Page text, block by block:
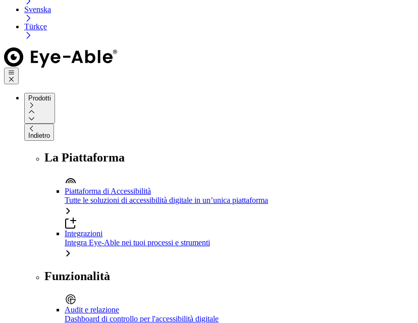
Svenska
Türkçe
Prodotti
Indietro
La Piattaforma
Piattaforma di Accessibilità
Tutte le soluzioni di accessibilità digitale in un’unica piattaforma
Integrazioni
Integra Eye-Able nei tuoi processi e strumenti
Funzionalità
Audit e relazione
Dashboard di controllo per l'accessibilità digitale